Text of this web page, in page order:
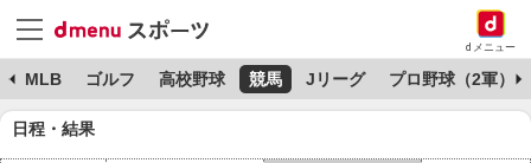
dメニュー
MLB ゴルフ 高校野球 競馬 Jリーグ プロ野球（2軍）
日程・結果